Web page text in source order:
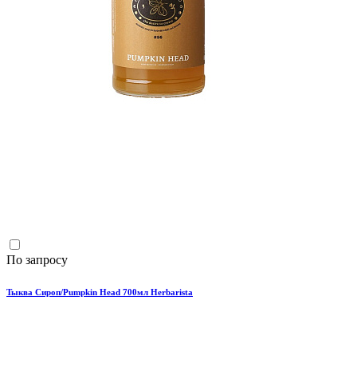
По запросу
Тыква Сироп/Pumpkin Head 700мл Herbarista